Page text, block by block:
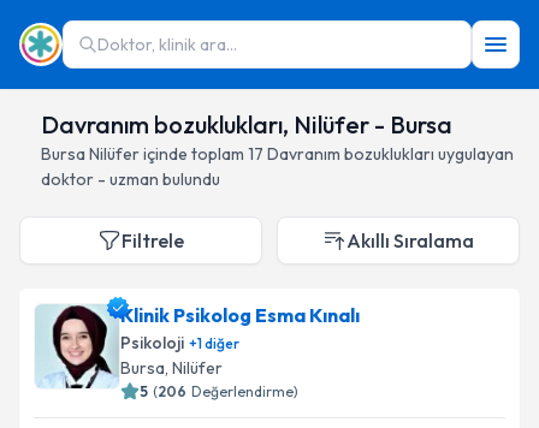
Doktor, klinik ara...
Davranım bozuklukları, Nilüfer - Bursa
Bursa Nilüferiçinde toplam 17 Davranım bozuklukları uygulayan
doktor - uzman bulundu
Filtrele Akıllı Sıralama
Klinik Psikolog Esma Kınalı
Psikoloji +1diğer
Bursa, Nilüfer
5 (206 Değerlendirme)